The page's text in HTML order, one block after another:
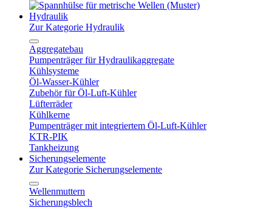
Hydraulik
Zur Kategorie Hydraulik
Aggregatebau
Pumpenträger für Hydraulikaggregate
Kühlsysteme
Öl-Wasser-Kühler
Zubehör für Öl-Luft-Kühler
Lüfterräder
Kühlkerne
Pumpenträger mit integriertem Öl-Luft-Kühler
KTR-PIK
Tankheizung
Sicherungselemente
Zur Kategorie Sicherungselemente
Wellenmuttern
Sicherungsblech